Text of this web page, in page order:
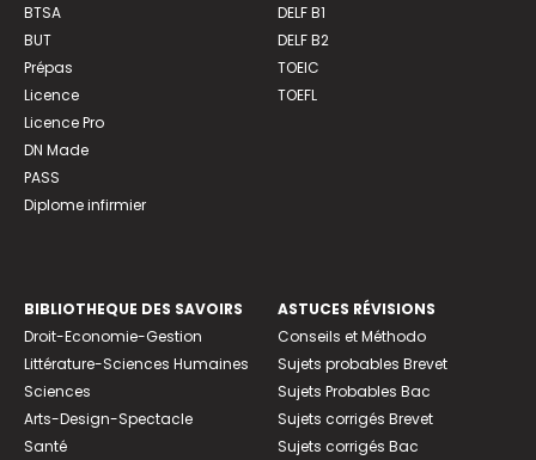
BTSA
BUT
Prépas
Licence
Licence Pro
DN Made
PASS
Diplome infirmier
DELF B1
DELF B2
TOEIC
TOEFL
BIBLIOTHEQUE DES SAVOIRS
Droit-Economie-Gestion
Littérature-Sciences Humaines
Sciences
Arts-Design-Spectacle
Santé
ASTUCES RÉVISIONS
Conseils et Méthodo
Sujets probables Brevet
Sujets Probables Bac
Sujets corrigés Brevet
Sujets corrigés Bac